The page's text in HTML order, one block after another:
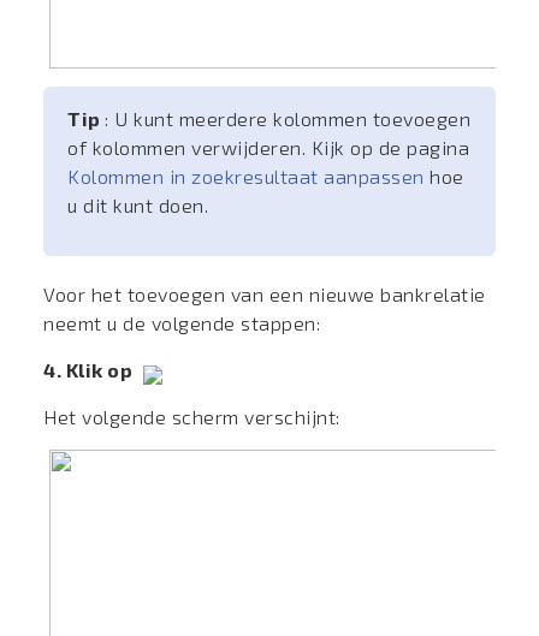
Tip : U kunt meerdere kolommen toevoegen
of kolommen verwijderen. Kijk op de pagina
Kolommen in zoekresultaat aanpassen hoe
u dit kunt doen.
Voor het toevoegen van een nieuwe bankrelatie
neemt u de volgende stappen:
4. Klik op
Het volgende scherm verschijnt: